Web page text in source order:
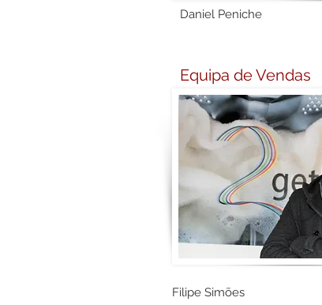
Daniel Peniche
Equipa de Vendas
Filipe Simões